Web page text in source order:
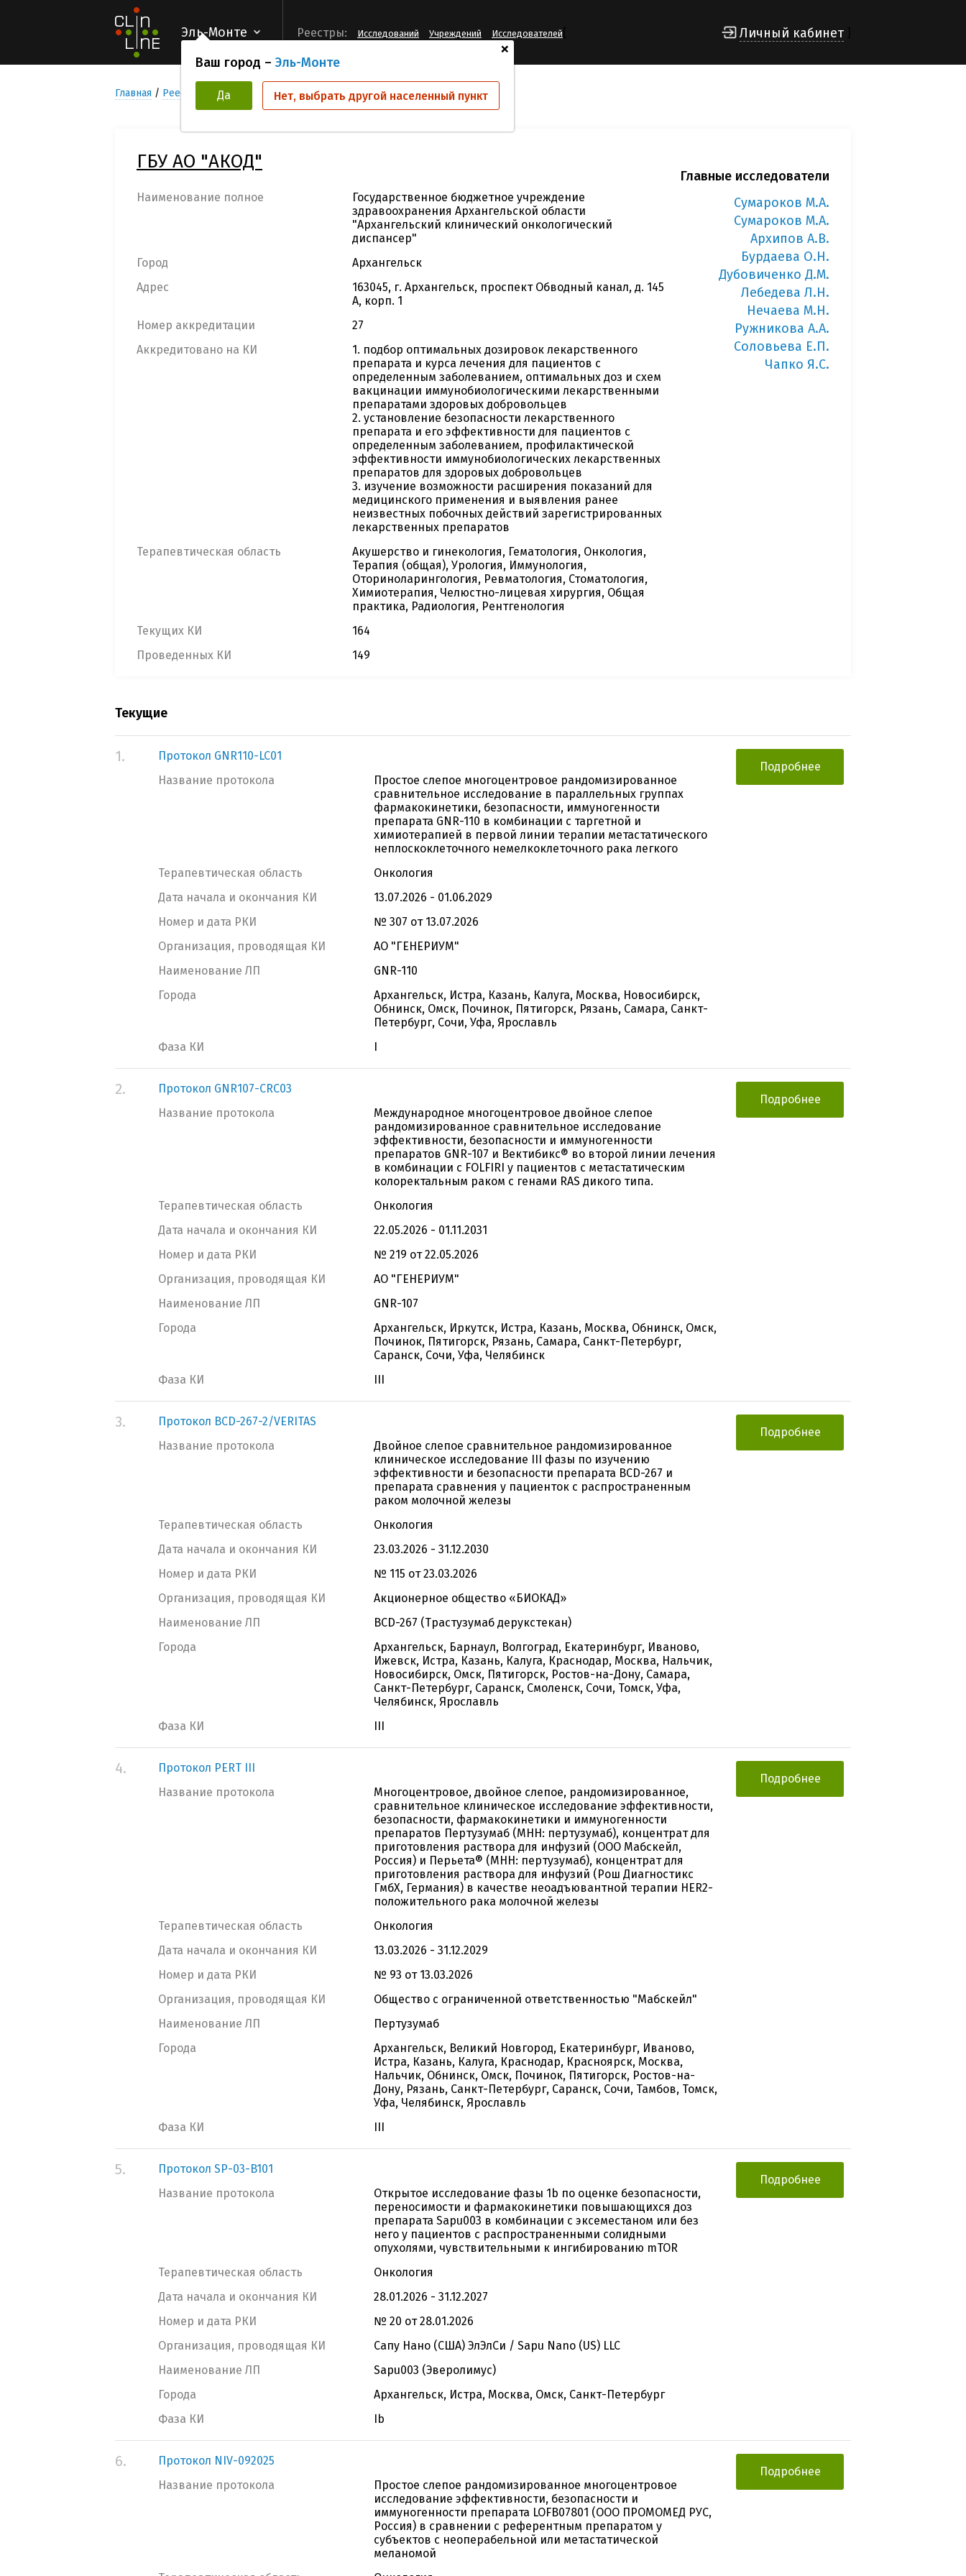
Эль-Монте
+
Ваш город – Эль-Монте
Да Нет, выбрать другой населенный пункт
Реестры: Исследований Учреждений Исследователей Личный кабинет
Главная Реестр Медицинских учреждений ГБУ АО "АКОД"
ГБУ АО "АКОД"
Наименование полное
Государственное бюджетное учреждение
здравоохранения Архангельской области
"Архангельский клинический онкологический
диспансер"
Город
Архангельск
Адрес
163045, г. Архангельск, проспект Обводный канал, д. 145
А, корп. 1
Номер аккредитации
27
Аккредитовано на КИ
1. подбор оптимальных дозировок лекарственного
препарата и курса лечения для пациентов с
определенным заболеванием, оптимальных доз и схем
вакцинации иммунобиологическими лекарственными
препаратами здоровых добровольцев
2. установление безопасности лекарственного
препарата и его эффективности для пациентов с
определенным заболеванием, профилактической
эффективности иммунобиологических лекарственных
препаратов для здоровых добровольцев
3. изучение возможности расширения показаний для
медицинского применения и выявления ранее
неизвестных побочных действий зарегистрированных
лекарственных препаратов
Терапевтическая область
Акушерство и гинекология, Гематология, Онкология,
Терапия (общая), Урология, Иммунология,
Оториноларингология, Ревматология, Стоматология,
Химиотерапия, Челюстно-лицевая хирургия, Общая
практика, Радиология, Рентгенология
Текущих КИ
164
Проведенных КИ
149
Главные исследователи
Cумароков М.А.
Cумароков М.А.
Архипов А.В.
Бурдаева О.Н.
Дубовиченко Д.М.
Лебедева Л.Н.
Нечаева М.Н.
Ружникова А.А.
Соловьева Е.П.
Чапко Я.С.
Текущие
1.
Протокол GNR110-LC01
Название протокола
Простое слепое многоцентровое рандомизированное
сравнительное исследование в параллельных группах
фармакокинетики, безопасности, иммуногенности
препарата GNR-110 в комбинации с таргетной и
химиотерапией в первой линии терапии метастатического
неплоскоклеточного немелкоклеточного рака легкого
Терапевтическая область
Онкология
Дата начала и окончания КИ
13.07.2026 - 01.06.2029
Номер и дата РКИ
№ 307 от 13.07.2026
Организация, проводящая КИ
АО "ГЕНЕРИУМ"
Наименование ЛП
GNR-110
Города
Архангельск, Истра, Казань, Калуга, Москва, Новосибирск,
Обнинск, Омск, Починок, Пятигорск, Рязань, Самара, Санкт-
Петербург, Сочи, Уфа, Ярославль
Фаза КИ
I
Подробнее
2.
Протокол GNR107-CRC03
Название протокола
Международное многоцентровое двойное слепое
рандомизированное сравнительное исследование
эффективности, безопасности и иммуногенности
препаратов GNR-107 и Вектибикс® во второй линии лечения
в комбинации с FOLFIRI у пациентов с метастатическим
колоректальным раком с генами RAS дикого типа.
Терапевтическая область
Онкология
Дата начала и окончания КИ
22.05.2026 - 01.11.2031
Номер и дата РКИ
№ 219 от 22.05.2026
Организация, проводящая КИ
АО "ГЕНЕРИУМ"
Наименование ЛП
GNR-107
Города
Архангельск, Иркутск, Истра, Казань, Москва, Обнинск, Омск,
Починок, Пятигорск, Рязань, Самара, Санкт-Петербург,
Саранск, Сочи, Уфа, Челябинск
Фаза КИ
III
Подробнее
3.
Протокол BCD-267-2/VERITAS
Название протокола
Двойное слепое сравнительное рандомизированное
клиническое исследование III фазы по изучению
эффективности и безопасности препарата BCD-267 и
препарата сравнения у пациенток с распространенным
раком молочной железы
Терапевтическая область
Онкология
Дата начала и окончания КИ
23.03.2026 - 31.12.2030
Номер и дата РКИ
№ 115 от 23.03.2026
Организация, проводящая КИ
Акционерное общество «БИОКАД»
Наименование ЛП
BCD-267 (Трастузумаб дерукстекан)
Города
Архангельск, Барнаул, Волгоград, Екатеринбург, Иваново,
Ижевск, Истра, Казань, Калуга, Краснодар, Москва, Нальчик,
Новосибирск, Омск, Пятигорск, Ростов-на-Дону, Самара,
Санкт-Петербург, Саранск, Смоленск, Сочи, Томск, Уфа,
Челябинск, Ярославль
Фаза КИ
III
Подробнее
4.
Протокол PERT III
Название протокола
Многоцентровое, двойное слепое, рандомизированное,
сравнительное клиническое исследование эффективности,
безопасности, фармакокинетики и иммуногенности
препаратов Пертузумаб (МНН: пертузумаб), концентрат для
приготовления раствора для инфузий (ООО Мабскейл,
Россия) и Перьета® (МНН: пертузумаб), концентрат для
приготовления раствора для инфузий (Рош Диагностикс
ГмбХ, Германия) в качестве неоадъювантной терапии HER2-
положительного рака молочной железы
Терапевтическая область
Онкология
Дата начала и окончания КИ
13.03.2026 - 31.12.2029
Номер и дата РКИ
№ 93 от 13.03.2026
Организация, проводящая КИ
Общество с ограниченной ответственностью "Мабскейл"
Наименование ЛП
Пертузумаб
Города
Архангельск, Великий Новгород, Екатеринбург, Иваново,
Истра, Казань, Калуга, Краснодар, Красноярск, Москва,
Нальчик, Обнинск, Омск, Починок, Пятигорск, Ростов-на-
Дону, Рязань, Санкт-Петербург, Саранск, Сочи, Тамбов, Томск,
Уфа, Челябинск, Ярославль
Фаза КИ
III
Подробнее
5.
Протокол SP-03-B101
Название протокола
Открытое исследование фазы 1b по оценке безопасности,
переносимости и фармакокинетики повышающихся доз
препарата Sapu003 в комбинации с экcеместаном или без
него у пациентов с распространенными солидными
опухолями, чувствительными к ингибированию mTOR
Терапевтическая область
Онкология
Дата начала и окончания КИ
28.01.2026 - 31.12.2027
Номер и дата РКИ
№ 20 от 28.01.2026
Организация, проводящая КИ
Сапу Нано (США) ЭлЭлСи / Sapu Nano (US) LLC
Наименование ЛП
Sapu003 (Эверолимус)
Города
Архангельск, Истра, Москва, Омск, Санкт-Петербург
Фаза КИ
Ib
Подробнее
6.
Протокол NIV-092025
Название протокола
Простое слепое рандомизированное многоцентровое
исследование эффективности, безопасности и
иммуногенности препарата LOFB07801 (ООО ПРОМОМЕД РУС,
Россия) в сравнении с референтным препаратом у
субъектов с неоперабельной или метастатической
меланомой
Подробнее